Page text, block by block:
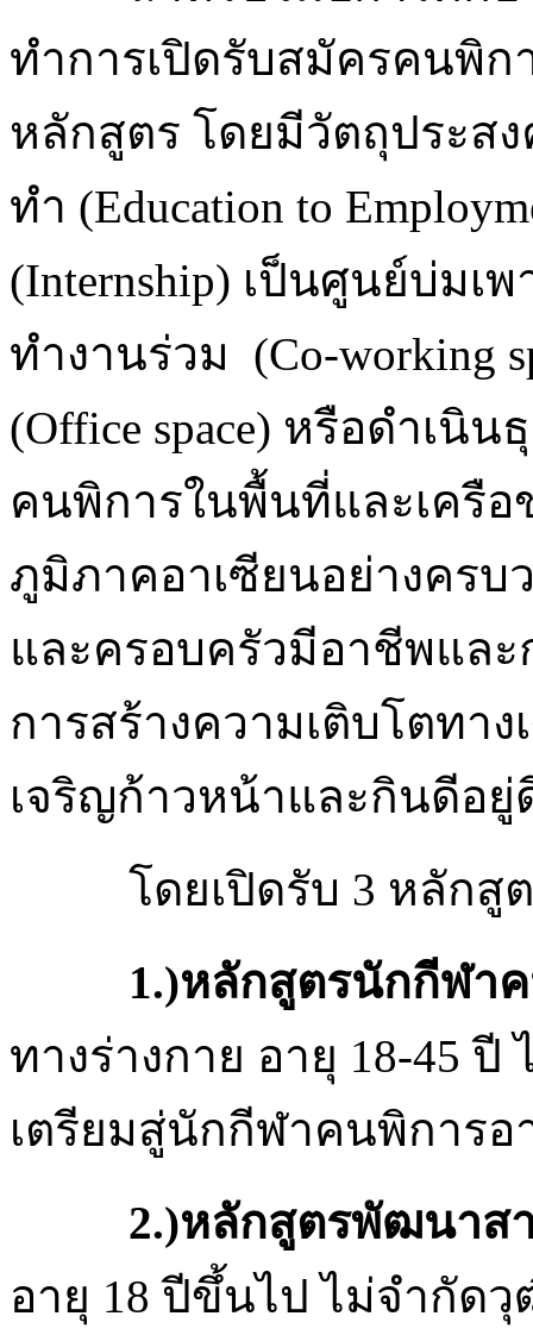
ทำการเปิดรับสมัครคนพิก
หลักสูตร โดยมีวัตถุประส
ทำ (Education to
(Internship) เป็นศูนย์บ่มเ
ทำงานร่วม (Co-working
(Office space) หรือดำเนิ
คนพิการในพื้นที่และเครือ
ภูมิภาคอาเซียนอย่างครบ
และครอบครัวมีอาชีพแล
การสร้างความเติบโตทา
เจริญก้าวหน้าและกินดีอ
โดยเปิดรับ 3 หลัก
1.)หลักสูตรนักกีฬา
ทางร่างกาย อายุ 18-45
เตรียมสู่นักกีฬาคนพิการอ
2.)หลักสูตรพัฒนาสา
อายุ 18 ปีขึ้นไป ไม่จำกัด